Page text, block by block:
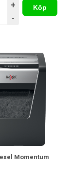
+
-
Köp
Momentum